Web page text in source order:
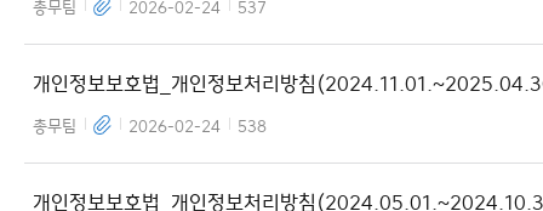
총무팀 2026-02-24 537
개인정보보호법_개인정보처리방침
총무팀 2026-02-24 538
개인정보보호법_개인정보처리방침